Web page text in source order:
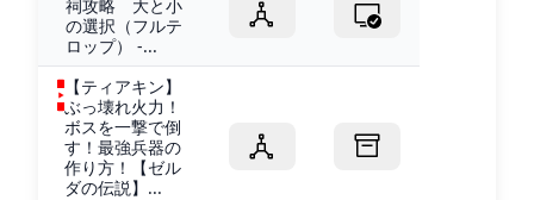
祠攻略 大と小
の選択（フルテ
ロップ） -...
【ティアキン】
ぶっ壊れ火力！
ボスを一撃で倒
す！最強兵器の
作り方！【ゼル
ダの伝説】...